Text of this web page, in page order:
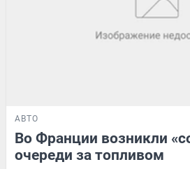
АВТО
Во Франции возникли
очереди за топливом